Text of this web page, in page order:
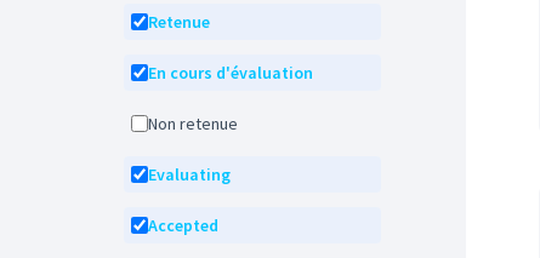
Retenue
En cours d'évaluation
Non retenue
Evaluating
Accepted